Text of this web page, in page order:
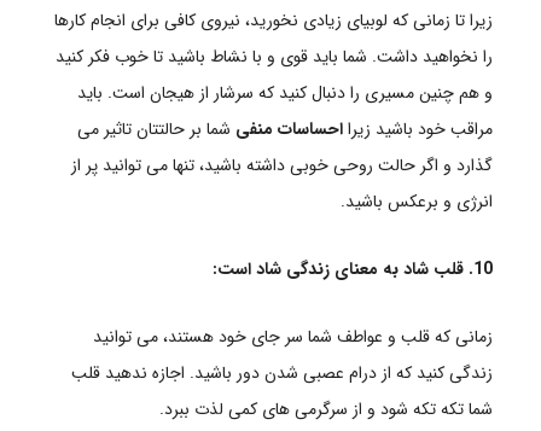
زیرا تا زمانی که لوبیای زیادی نخورید، نیروی کافی برای انجام کارها
را نخواهید داشت. شما باید قوی و با نشاط باشید تا خوب فکر کنید
و هم چنین مسیری را دنبال کنید که سرشار از هیجان است. باید
مراقب خود باشید زیرااحساسات منفی شما بر حالتتان تاثیر می
گذارد و اگر حالت روحی خوبی داشته باشید، تنها می توانید پر از
انرژی و برعکس باشید.
10. قلب شاد به معنای زندگی شاد است:
زمانی که قلب و عواطف شما سر جای خود هستند، می توانید
زندگی کنید که از درام عصبی شدن دور باشید. اجازه ندهید قلب
شما تکه تکه شود و از سرگرمی های کمی لذت ببرد.